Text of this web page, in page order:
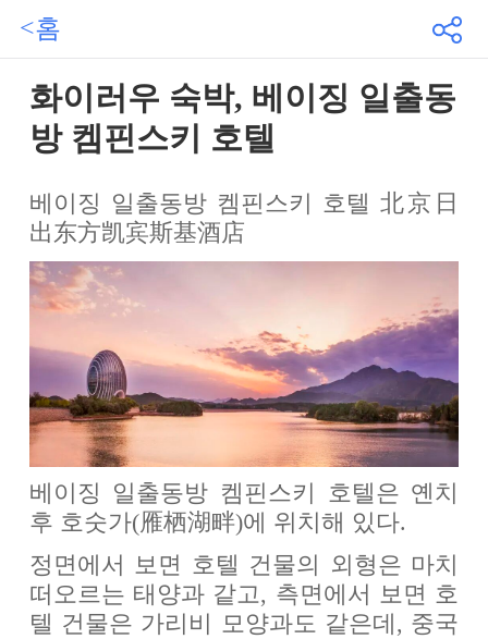
<홈
화이러우 숙박, 베이징 일출동
방 켐핀스키 호텔
베이징 일출동방 켐핀스키 호텔 北京日
出东方凯宾斯基酒店
베이징 일출동방 켐핀스키 호텔은 옌치
후 호숫가(雁栖湖畔)에 위치해 있다.
정면에서 보면 호텔 건물의 외형은 마치
떠오르는 태양과 같고, 측면에서 보면 호
텔 건물은 가리비 모양과도 같은데, 중국